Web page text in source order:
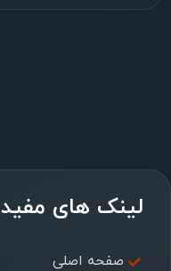
لینک های مفید
صفحه اصلی